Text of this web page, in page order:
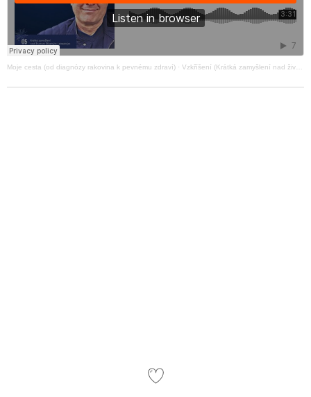
Moje cesta (od diagnózy rakovina k pevnému zdraví) · Vzkříšení (Krátká zamyšlení nad životem šťastným i strastným, č.5)